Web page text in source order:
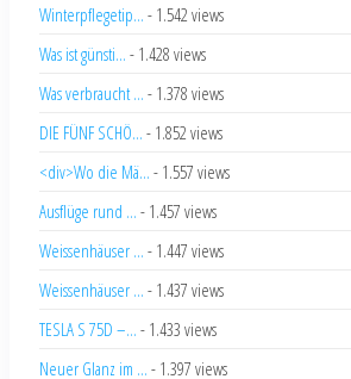
Winterpflegetip... - 1.542 views
Was ist günsti... - 1.428 views
Was verbraucht ... - 1.378 views
DIE FÜNF SCHÖ... - 1.852 views
<div>Wo die Mä... - 1.557 views
Ausflüge rund ... - 1.457 views
Weissenhäuser ... - 1.447 views
Weissenhäuser ... - 1.437 views
TESLA S 75D –... - 1.433 views
Neuer Glanz im ... - 1.397 views